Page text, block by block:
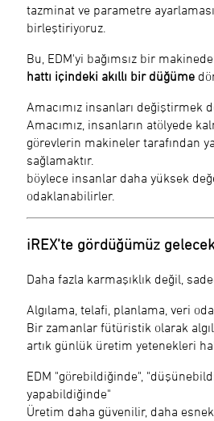
tazminat ve parametre ayarlaması
birleştiriyoruz.
Bu, EDM'yi bağımsız bir
hattı içindeki akıllı bir düğüme
Amacımız insanları değiştirmek
Amacımız, insanların atölyede
görevlerin makineler tarafından
sağlamaktır.
böylece insanlar daha yüksek
odaklanabilirler.
iREX’te gördüğümüz
Daha fazla karmaşıklık değil,
Algılama, telafi, planlama, veri
Bir zamanlar fütüristik olarak
artık günlük üretim yetenekleri
EDM "görebildiğinde",
yapabildiğinde"
Üretim daha güvenilir, daha